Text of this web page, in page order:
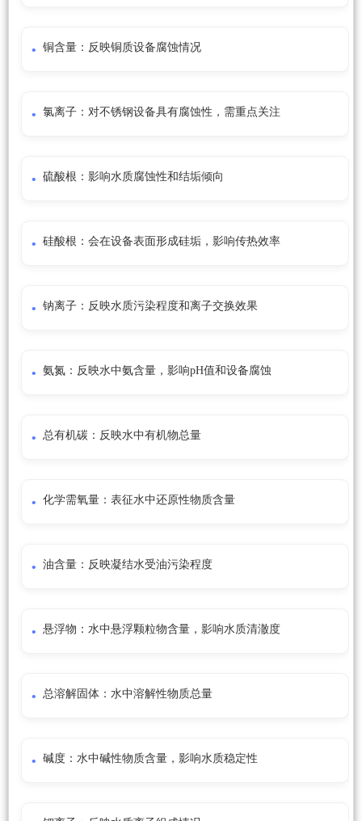
铜含量：反映铜质设备腐蚀情况
氯离子：对不锈钢设备具有腐蚀性，需重点关注
硫酸根：影响水质腐蚀性和结垢倾向
硅酸根：会在设备表面形成硅垢，影响传热效率
钠离子：反映水质污染程度和离子交换效果
氨氮：反映水中氨含量，影响pH值和设备腐蚀
总有机碳：反映水中有机物总量
化学需氧量：表征水中还原性物质含量
油含量：反映凝结水受油污染程度
悬浮物：水中悬浮颗粒物含量，影响水质清澈度
总溶解固体：水中溶解性物质总量
碱度：水中碱性物质含量，影响水质稳定性